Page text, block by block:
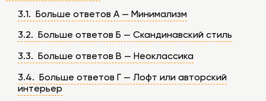
3.1. Больше ответов А — Минимализм
3.2. Больше ответов Б — Скандинавский стиль
3.3. Больше ответов В — Неоклассика
3.4. Больше ответов Г — Лофт или авторский
интерьер